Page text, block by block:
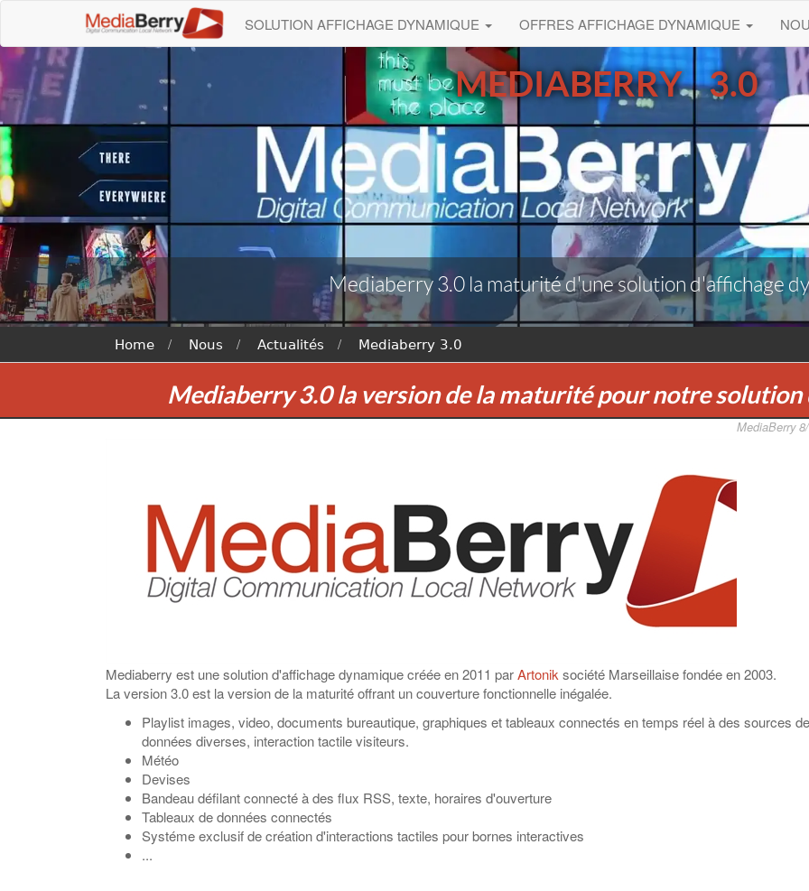
SOLUTION AFFICHAGE DYNAMIQUE OFFRES AFFICHAGE DYNAMIQUE
MEDIABERRY 3.0
Mediaberry 3.0 la maturité d'une solution d'affichage
Home Nous Actualités Mediaberry 3.0
Mediaberry 3.0 la version de la maturité pour notre
MediaBerry
Mediaberry est une solution d'affichage dynamique créée en 2011 parArtonik société Marseillaise fondée en 2003.
La version 3.0 est la version de la maturité offrant un couverture fonctionnelle inégalée.
Playlist images, video, documents bureautique, graphiques et tableaux connectés en temps réel à des sources de
données diverses, interaction tactile visiteurs.
Météo
Devises
Bandeau défilant connecté à des flux RSS, texte, horaires d'ouverture
Tableaux de données connectés
Systéme exclusif de création d'interactions tactiles pour bornes interactives
...